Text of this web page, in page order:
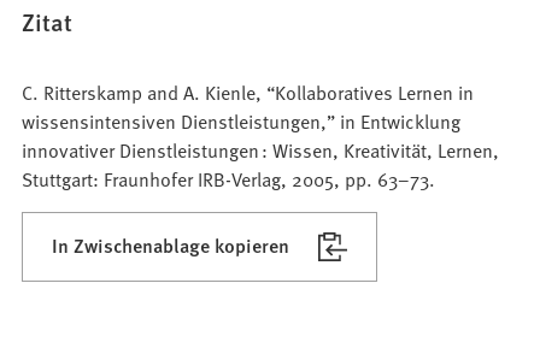
Zitat
C. Ritterskamp and A. Kienle, “Kollaboratives Lernen in
wissensintensiven Dienstleistungen,” in Entwicklung
innovativer Dienstleistungen : Wissen, Kreativität, Lernen,
Stuttgart: Fraunhofer IRB-Verlag, 2005, pp. 63–73.
In Zwischenablage kopieren